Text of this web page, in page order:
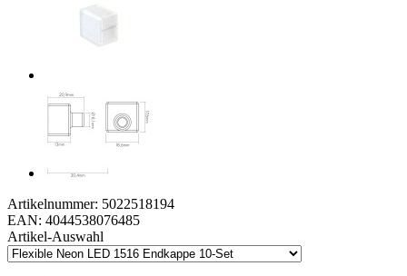
Artikelnummer: 5022518194
EAN: 4044538076485
Artikel-Auswahl